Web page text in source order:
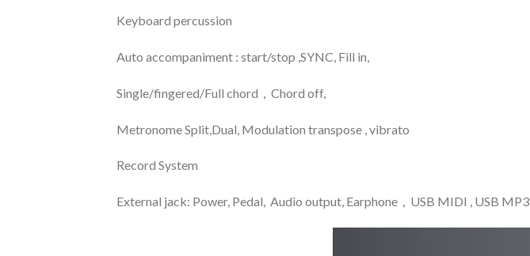
Keyboard percussion
Auto accompaniment : start/stop ,SYNC, Fill in,
Single/fingered/Full chord，Chord off,
Metronome Split,Dual, Modulation transpose , vibrato
Record System
External jack: Power, Pedal, Audio output, Earphone，USB MIDI , USB MP3